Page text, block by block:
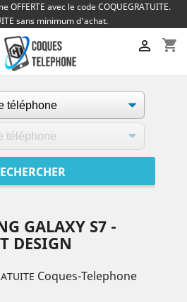
OFFERTE avec le code COQUEGRATUITE.
sans minimum d'achat.
shopping_cart

GALAXY S7 -
DESIGN
Coques-Telephone